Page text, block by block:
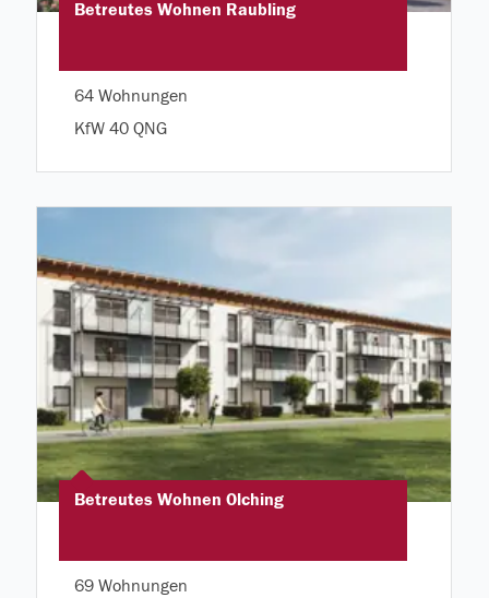
Betreutes Wohnen Raubling
64 Wohnungen
KfW 40 QNG
Betreutes Wohnen Olching
69 Wohnungen